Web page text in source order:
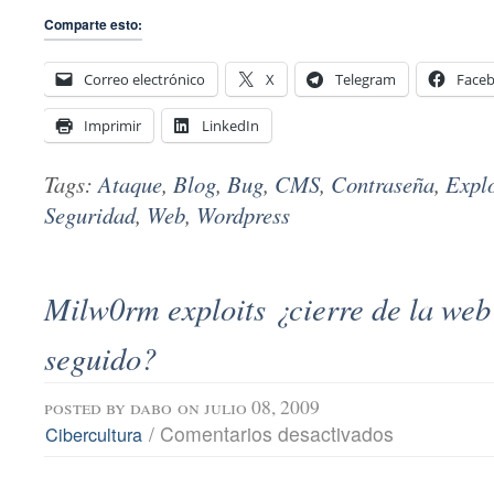
Comparte esto:
Correo electrónico X Telegram
Imprimir LinkedIn
Tags:Ataque, Blog, Bug, CMS, Contraseña,
Seguridad, Web, Wordpress
Milw0rm exploits ¿cierre de la
seguido?
posted by dabo on julio 08, 2009
Cibercultura / Comentarios desactivados